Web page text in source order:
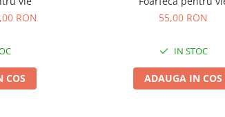
RON
COS
55,00 RON
IN STOC
ADAUGA IN COS